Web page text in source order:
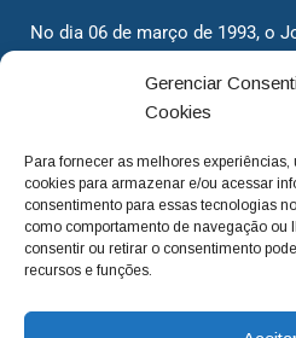
Gerenciar
Cookies
Para fornecer as melhores
cookies para armazenar e/ou acessar
consentimento para essas tecnologias
como comportamento de navegação ou
consentir ou retirar o consentimento
recursos e funções.
No dia 06 de março de 1993, o
cidadãos valinhenses, já que
dois jornais. Há mais de 30
com o foco de trazer as
deixamos de lado as
questionando os órgãos
para a cidade e sempre